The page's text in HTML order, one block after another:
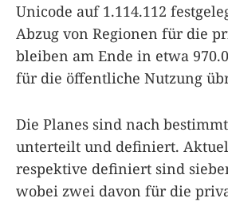
Unicode auf 1.114.112
Abzug von Regionen für die
bleiben am Ende in etwa
für die öffentliche Nutzung
Die Planes sind nach
unterteilt und definiert.
respektive definiert sind
wobei zwei davon für die